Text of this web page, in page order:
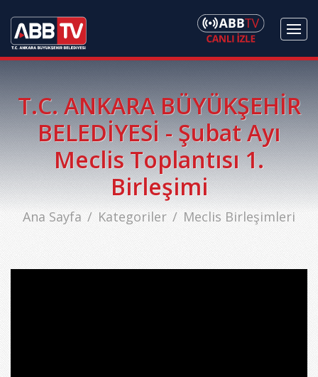
T.C. ANKARA BÜYÜKŞEHİR
BELEDİYESİ - Şubat Ayı
Meclis Toplantısı 1.
Birleşimi
Ana Sayfa Kategoriler Meclis Birleşimleri